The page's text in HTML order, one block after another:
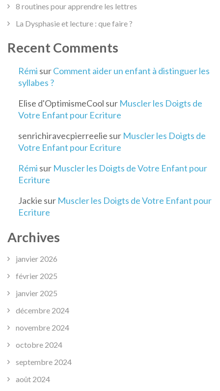
8 routines pour apprendre les lettres
La Dysphasie et lecture : que faire ?
Recent Comments
Rémi surComment aider un enfant à distinguer les
syllabes ?
Elise d'OptimismeCool sur Muscler les Doigts de
Votre Enfant pour Ecriture
senrichiravecpierreelie sur Muscler les Doigts de
Votre Enfant pour Ecriture
Rémi sur Muscler les Doigts de Votre Enfant pour
Ecriture
Jackie sur Muscler les Doigts de Votre Enfant pour
Ecriture
Archives
janvier 2026
février 2025
janvier 2025
décembre 2024
novembre 2024
octobre 2024
septembre 2024
août 2024